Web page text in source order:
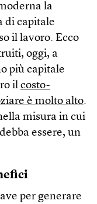
la
di capitale
il lavoro. Ecco
oggi, a
più capitale
il costo-
è molto alto.
misura in cui
essere, un
per generare